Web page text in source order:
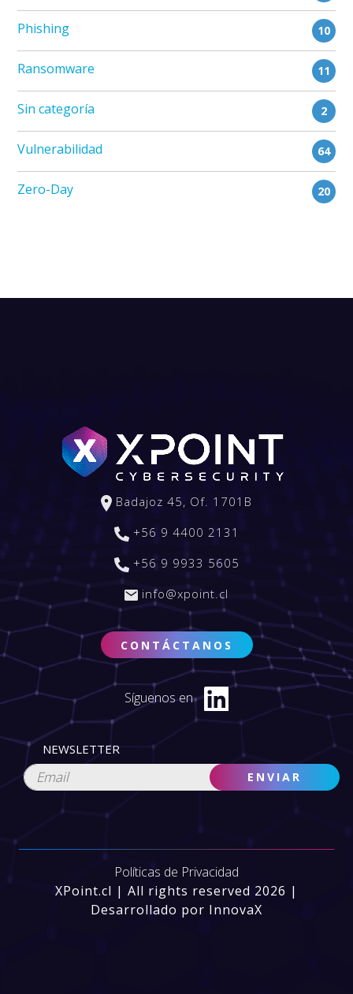
Phishing 10
Ransomware 11
Sin categoría 2
Vulnerabilidad 64
Zero-Day 20
+56 9 4400 2131
Badajoz 45, Of. 1701B
+56 9 9933 5605
info@xpoint.cl
CONTÁCTANOS
Síguenos en
NEWSLETTER
Políticas de Privacidad
XPoint.cl | All rights reserved 2026 |
Desarrollado por InnovaX